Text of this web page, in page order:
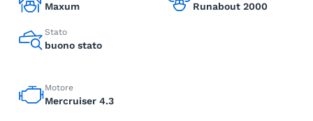
Maxum Runabout 2000
Stato
buono stato
Motore
Mercruiser 4.3